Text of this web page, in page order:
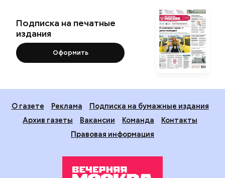
Подписка на печатные
издания
Оформить
О газете Реклама
Подписка на бумажные издания
Архив газеты
Вакансии Команда
Контакты
Правовая информация